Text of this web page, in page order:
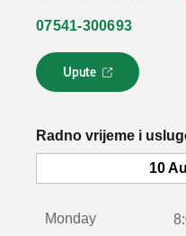
07541-300693
Upute
L
i
k
o
Radno vrijeme i
10
Monday